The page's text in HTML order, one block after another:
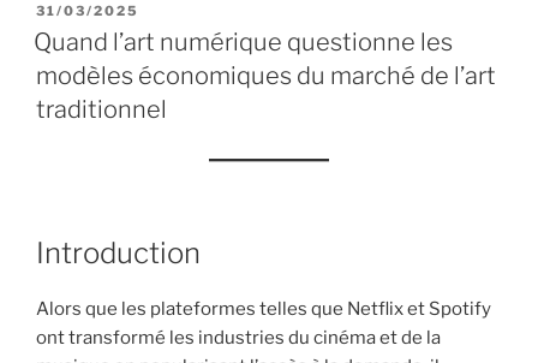
P
U
B
L
I
É
31/03/2025
Quand l’art numérique questionne les
modèles économiques du marché de l’art
traditionnel
Introduction
Alors que les plateformes telles que Netflix et Spotify
ont transformé les industries du cinéma et de la